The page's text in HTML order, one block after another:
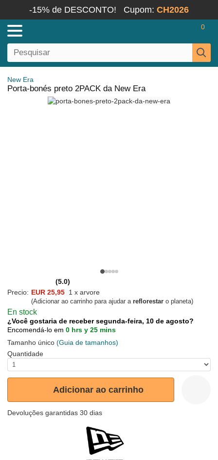
-15% de DESCONTO! Cupom: CH2026
0
New Era
Porta-bonés preto 2PACK da New Era
(5.0)
Precio: EUR 25,95 1 x arvore
(Adicionar ao carrinho para ajudar a reflorestar o planeta)
En stock
¿Você gostaria de receber segunda-feira, 10 de agosto?
Encomendá-lo em 0 hrs y 25 mins
Tamanho único (Guia de tamanhos)
Quantidade
Adicionar ao carrinho
Devoluções garantidas 30 dias